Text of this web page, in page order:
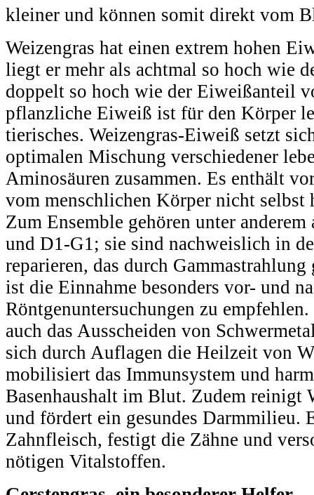
kleiner und können somit direkt vom
Weizengras hat einen extrem hohen
liegt er mehr als achtmal so hoch wie
doppelt so hoch wie der Eiweißanteil
pflanzliche Eiweiß ist für den Körper
tierisches. Weizengras-Eiweiß setzt
optimalen Mischung verschiedener
Aminosäuren zusammen. Es enthält
vom menschlichen Körper nicht selbst
Zum Ensemble gehören unter
und D1-G1; sie sind nachweislich in
reparieren, das durch
ist die Einnahme besonders vor- und
Röntgenuntersuchungen zu
auch das Ausscheiden von
sich durch Auflagen die Heilzeit von
mobilisiert das Immunsystem und
Basenhaushalt im Blut. Zudem reinigt
und fördert ein gesundes Darmmilieu.
Zahnfleisch, festigt die Zähne und
nötigen Vitalstoffen.